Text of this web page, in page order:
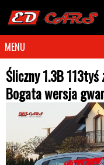
MENU
Śliczny 1.3B
Bogata wersja